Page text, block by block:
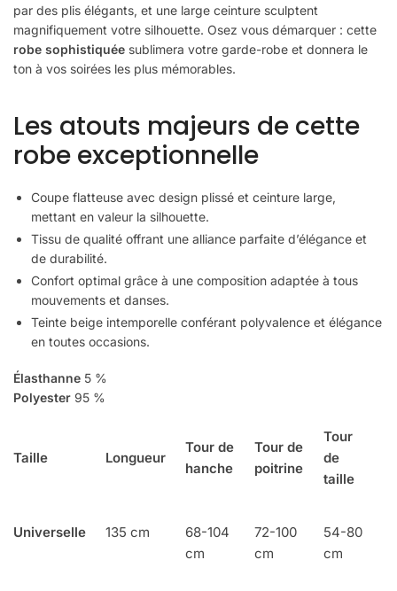
par des plis élégants, et une large ceinture sculptent
magnifiquement votre silhouette. Osez vous démarquer : cette
robe sophistiquée sublimera votre garde-robe et donnera le
ton à vos soirées les plus mémorables.
Les atouts majeurs de cette
robe exceptionnelle
Coupe flatteuse avec design plissé et ceinture large,
mettant en valeur la silhouette.
Tissu de qualité offrant une alliance parfaite d’élégance et
de durabilité.
Confort optimal grâce à une composition adaptée à tous
mouvements et danses.
Teinte beige intemporelle conférant polyvalence et élégance
en toutes occasions.
Élasthanne 5 %
Polyester 95 %
Taille Longueur
Tour de
hanche
Tour de
poitrine
Tour
de
taille
Universelle 135 cm
68-104
cm
72-100
cm
54-80
cm